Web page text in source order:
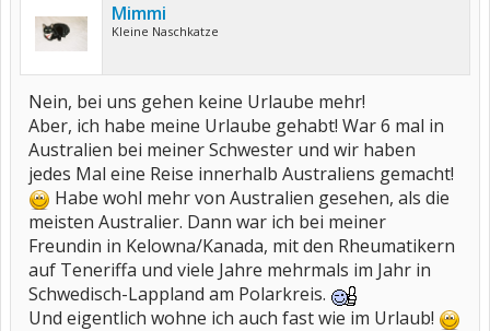
Mimmi
Kleine Naschkatze
Nein, bei uns gehen keine Urlaube mehr!
Aber, ich habe meine Urlaube gehabt! War 6 mal in
Australien bei meiner Schwester und wir haben
jedes Mal eine Reise innerhalb Australiens gemacht!
Habe wohl mehr von Australien gesehen, als die
meisten Australier. Dann war ich bei meiner
Freundin in Kelowna/Kanada, mit den Rheumatikern
auf Teneriffa und viele Jahre mehrmals im Jahr in
Schwedisch-Lappland am Polarkreis.
Und eigentlich wohne ich auch fast wie im Urlaub!